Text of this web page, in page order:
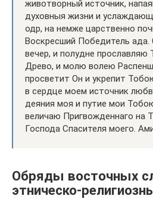
животворный источник,
духовныя жизни и
одр, на немже царственно
Воскресший Победитель ада.
вечер, и полудне прославляю
Древо, и молю волею
просветит Он и укрепит
в сердце моем источник
деяния моя и путие мои
величаю Пригвожденнаго на
Господа Спасителя моего.
Обряды восточных
этническо-